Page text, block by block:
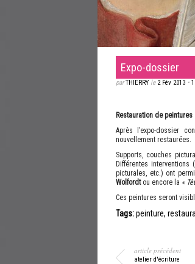
Expo-dossier
parTHIERRY le 2 Fév 2013 •
Restauration de peintures
Après l’expo-dossier
nouvellement restaurées.
Supports, couches
Différentes
picturales, etc.) ont
Wolfordtou encore la «
Ces peintures seront
Tags:peinture,
article précédent
atelier d'écriture